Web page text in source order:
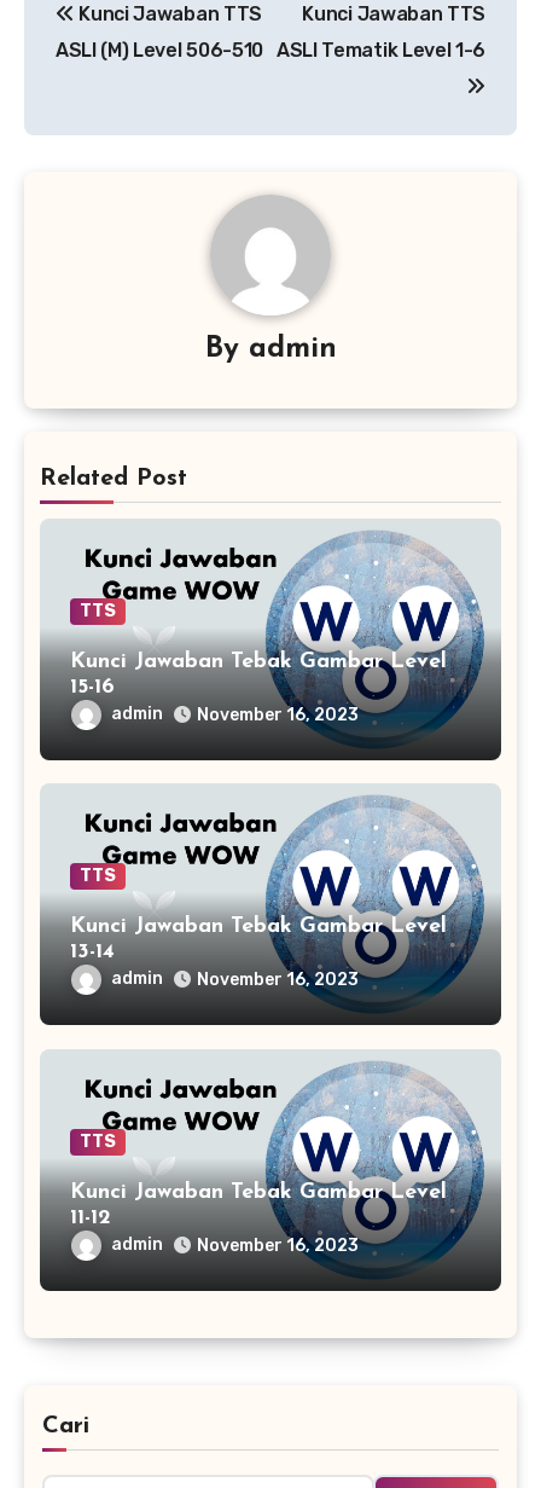
pos
Kunci Jawaban TTS
ASLI (M) Level 506-510
Kunci Jawaban TTS
ASLI Tematik Level 1-6
By admin
Related Post
TTS
Kunci Jawaban Tebak Gambar Level
15-16
admin November 16, 2023
TTS
Kunci Jawaban Tebak Gambar Level
13-14
admin November 16, 2023
TTS
Kunci Jawaban Tebak Gambar Level
11-12
admin November 16, 2023
Cari